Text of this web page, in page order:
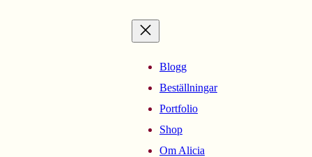
Blogg
Beställningar
Portfolio
Shop
Om Alicia